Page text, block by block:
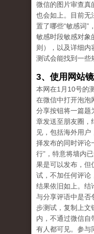
微信的图片审查真
也会如上。目前无
置了哪些“敏感词”
敏感时段敏感对象
则），以及详细内
测试会能找到一些
3、使用网站
本网在1月10号的
在微信中打开泡泡
分享按钮将一篇题
章发送至朋友圈，
见，包括海外用
择发布的同时评论
行”，特意将墙内
果是可以发布，但
试，不加任何评论
结果依旧如上。结
与分享评语中是否
步测试，复制上文
内，不通过微信自
有人都可见。参与